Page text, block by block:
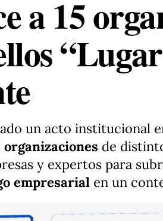
a 15
un acto institucional
organizaciones de
y expertos para
empresarial en un